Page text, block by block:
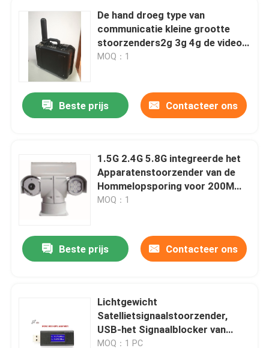
Producten
Videos
Over ons
Kwaliteitscontrole
Hommelstoorzenders
Radiosignaalstoorzender
Radiofrequentiestoorzender
De hand droeg type van
communicatie kleine grootte
stoorzenders2g 3g 4g de video-
audio wifi wimax lichtgewicht
MOQ：1
Beste prijs Contacteer ons
1.5G 2.4G 5.8G integreerde het
Apparatenstoorzender van de
Hommelopsporing voor 200M
Range Control By Mobiele
MOQ：1
Beste prijs Contacteer ons
Lichtgewicht
Satellietsignaalstoorzender,
USB-het Signaalblocker van
Schijf Minigps Anti Volgend
MOQ：1 PC